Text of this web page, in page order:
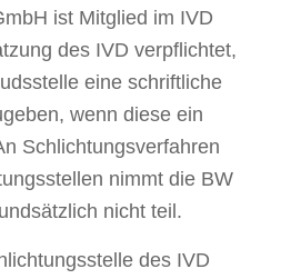
ist Mitglied im IVD
des IVD verpflichtet,
eine schriftliche
wenn diese ein
Schlichtungsverfahren
nimmt die BW
nicht teil.
des IVD